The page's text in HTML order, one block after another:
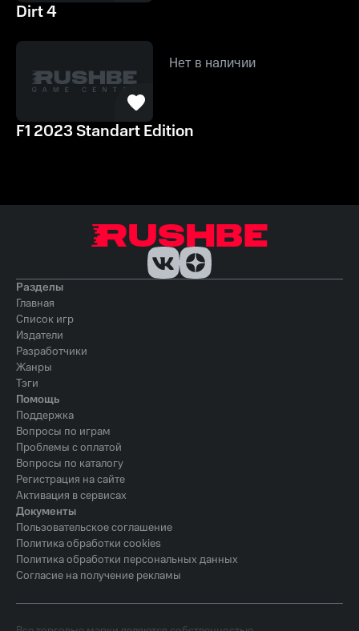
Dirt 4
Нет в наличии
F1 2023 Standart Edition
Разделы
Главная
Список игр
Издатели
Разработчики
Жанры
Тэги
Помощь
Поддержка
Вопросы по играм
Проблемы с оплатой
Вопросы по каталогу
Регистрация на сайте
Активация в сервисах
Документы
Пользовательское соглашение
Политика обработки cookies
Политика обработки персональных данных
Согласие на получение рекламы